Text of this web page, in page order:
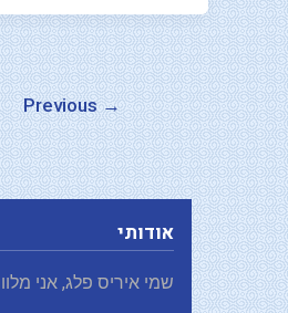
→
Previous
אודותי
שמי איריס פלג, אני